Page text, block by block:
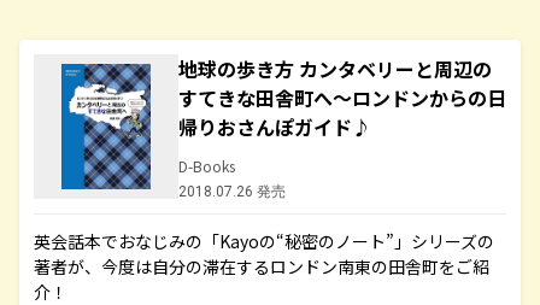
地球の歩き方 カンタベリーと周辺の
すてきな田舎町へ～ロンドンからの日
帰りおさんぽガイド♪
D-Books
2018.07.26 発売
英会話本でおなじみの「Kayoの“秘密のノート”」シリーズの
著者が、今度は自分の滞在するロンドン南東の田舎町をご紹
介！